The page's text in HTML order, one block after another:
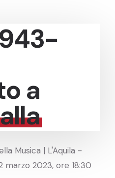
a
Musica | L'Aquila -
marzo 2023, ore 18:30